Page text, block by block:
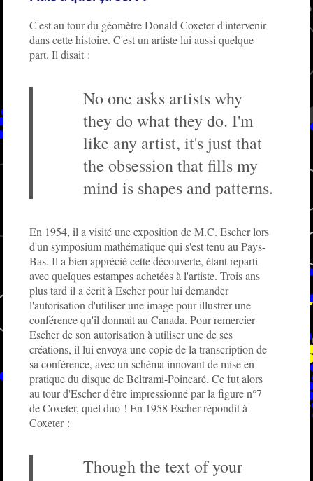
C'est au tour du géomètre Donald Coxeter d'intervenir
dans cette histoire. C'est un artiste lui aussi quelque
part. Il disait :
No one asks artists why
they do what they do. I'm
like any artist, it's just that
the obsession that fills my
mind is shapes and patterns.
En 1954, il a visité une exposition de M.C. Escher lors
d'un symposium mathématique qui s'est tenu au Pays-
Bas. Il a bien apprécié cette découverte, étant reparti
avec quelques estampes achetées à l'artiste. Trois ans
plus tard il a écrit à Escher pour lui demander
l'autorisation d'utiliser une image pour illustrer une
conférence qu'il donnait au Canada. Pour remercier
Escher de son autorisation à utiliser une de ses
créations, il lui envoya une copie de la transcription de
sa conférence, avec un schéma innovant de mise en
pratique du disque de Beltrami-Poincaré. Ce fut alors
au tour d'Escher d'être impressionné par la figure n°7
de Coxeter, quel duo ! En 1958 Escher répondit à
Coxeter :
Though the text of your